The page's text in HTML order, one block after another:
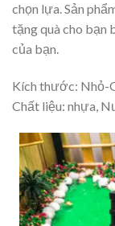
chọn lựa. Sản
tặng quà cho bạn
của bạn.
Kích thước: Nhỏ-
Chất liệu: nhựa,